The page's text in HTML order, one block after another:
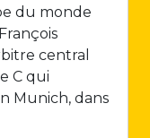
du monde
central
C qui
Munich, dans